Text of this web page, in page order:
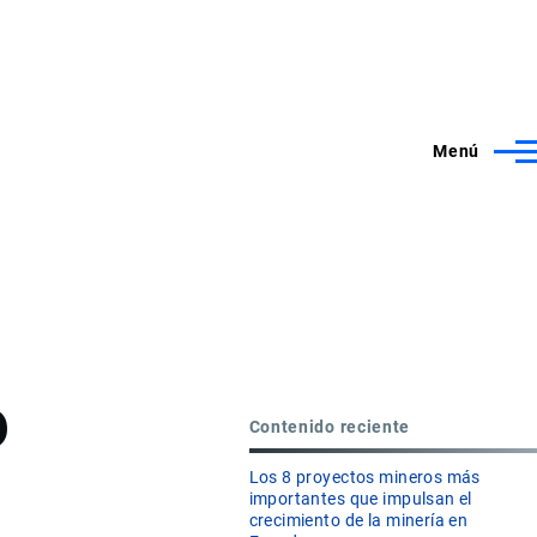
Menú
Contenido reciente
Los 8 proyectos mineros más
importantes que impulsan el
crecimiento de la minería en